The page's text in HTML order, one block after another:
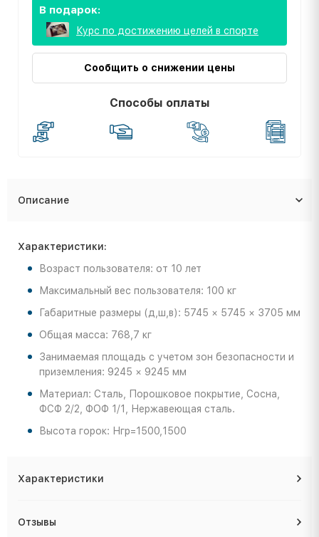
В подарок:
Курс по достижению целей в спорте
Сообщить о снижении цены
Способы оплаты
Описание
Характеристики:
Возраст пользователя: от 10 лет
Максимальный вес пользователя: 100 кг
Габаритные размеры (д,ш,в): 5745 × 5745 × 3705 мм
Общая масса: 768,7 кг
Занимаемая площадь с учетом зон безопасности и
приземления: 9245 × 9245 мм
Материал: Сталь, Порошковое покрытие, Сосна,
ФСФ 2/2, ФОФ 1/1, Нержавеющая сталь.
Высота горок: Нгр=1500,1500
Характеристики
Отзывы